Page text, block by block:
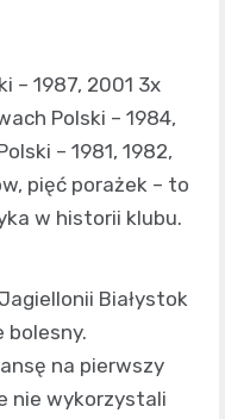
– 1987, 2001 3x
Polski – 1984,
– 1981, 1982,
pięć porażek – to
w historii klubu.
Białystok
bolesny.
na pierwszy
nie wykorzystali